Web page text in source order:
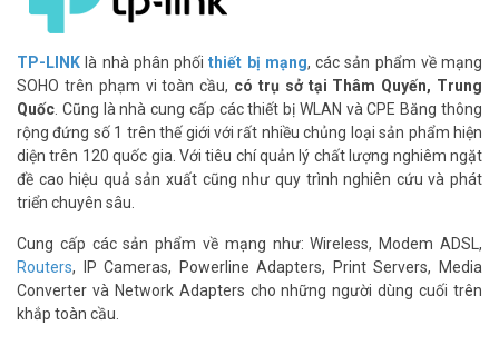
Thiết bị này không chỉ bền bỉ với vỏ nhôm chắc chắn mà còn tương
thích với mọi hệ điều hành phổ biến tại Việt Nam như Windows,
macOS, hay Android. Chỉ cần cắm là dùng, không cần cài đặt phức
tạp!
Tại Sao Bạn Cần TP-Link UH7020C Ngay Hôm
TP-LINK là nhà phân phốithiết bị mạng, các sản phẩm về mạng
SOHO trên phạm vi toàn cầu, có trụ sở tại Thâm Quyến, Trung
Quốc. Cũng là nhà cung cấp các thiết bị WLAN và CPE Băng thông
rộng đứng số 1 trên thế giới với rất nhiều chủng loại sản phẩm hiện
diện trên 120 quốc gia. Với tiêu chí quản lý chất lượng nghiêm ngặt
đề cao hiệu quả sản xuất cũng như quy trình nghiên cứu và phát
triển chuyên sâu.
Cung cấp các sản phẩm về mạng như: Wireless, Modem ADSL,
Routers, IP Cameras, Powerline Adapters, Print Servers, Media
Converter và Network Adapters cho những người dùng cuối trên
khắp toàn cầu.